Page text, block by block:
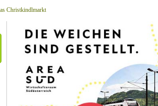
Christkindlmarkt